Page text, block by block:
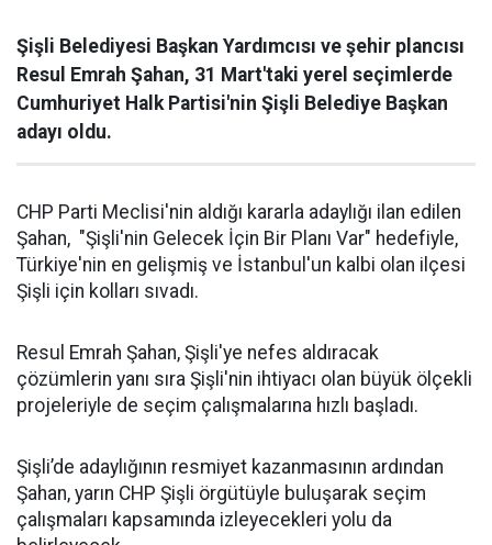
Şişli Belediyesi Başkan Yardımcısı ve şehir plancısı
Resul Emrah Şahan, 31 Mart'taki yerel seçimlerde
Cumhuriyet Halk Partisi'nin Şişli Belediye Başkan
adayı oldu.
CHP Parti Meclisi'nin aldığı kararla adaylığı ilan edilen
Şahan, "Şişli'nin Gelecek İçin Bir Planı Var" hedefiyle,
Türkiye'nin en gelişmiş ve İstanbul'un kalbi olan ilçesi
Şişli için kolları sıvadı.
Resul Emrah Şahan, Şişli'ye nefes aldıracak
çözümlerin yanı sıra Şişli'nin ihtiyacı olan büyük ölçekli
projeleriyle de seçim çalışmalarına hızlı başladı.
Şişli’de adaylığının resmiyet kazanmasının ardından
Şahan, yarın CHP Şişli örgütüyle buluşarak seçim
çalışmaları kapsamında izleyecekleri yolu da